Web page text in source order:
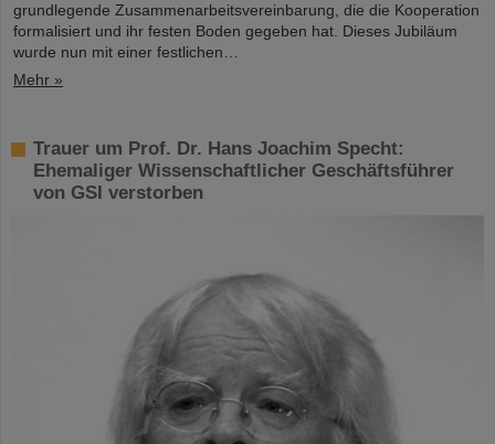
grundlegende Zusammenarbeitsvereinbarung, die die Kooperation
formalisiert und ihr festen Boden gegeben hat. Dieses Jubiläum
wurde nun mit einer festlichen…
Mehr »
Trauer um Prof. Dr. Hans Joachim Specht:
Ehemaliger Wissenschaftlicher Geschäftsführer
von GSI verstorben